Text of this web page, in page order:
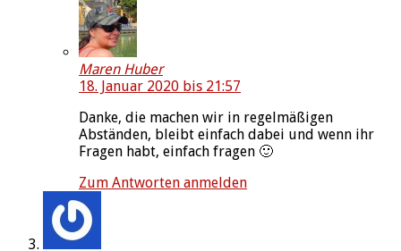
Maren Huber
18. Januar 2020 bis 21:57
Danke, die machen wir in regelmäßigen
Abständen, bleibt einfach dabei und wenn ihr
Fragen habt, einfach fragen 🙂
Zum Antworten anmelden